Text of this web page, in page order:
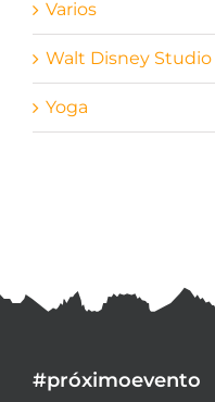
Varios
Walt Disney Studio
Yoga
#próximoevento